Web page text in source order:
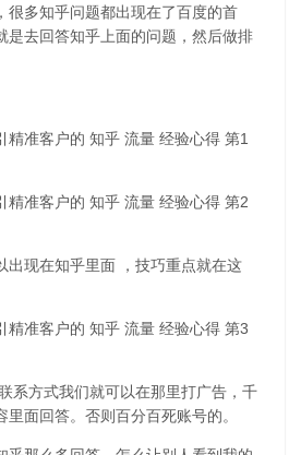
很多知乎问题都出现在了百度的首
是去回答知乎上面的问题，然后做排
精准客户的 知乎 流量 经验心得 第1
精准客户的 知乎 流量 经验心得 第2
出现在知乎里面 ，技巧重点就在这
精准客户的 知乎 流量 经验心得 第3
系方式我们就可以在那里打广告，千
面回答。否则百分百死账号的。